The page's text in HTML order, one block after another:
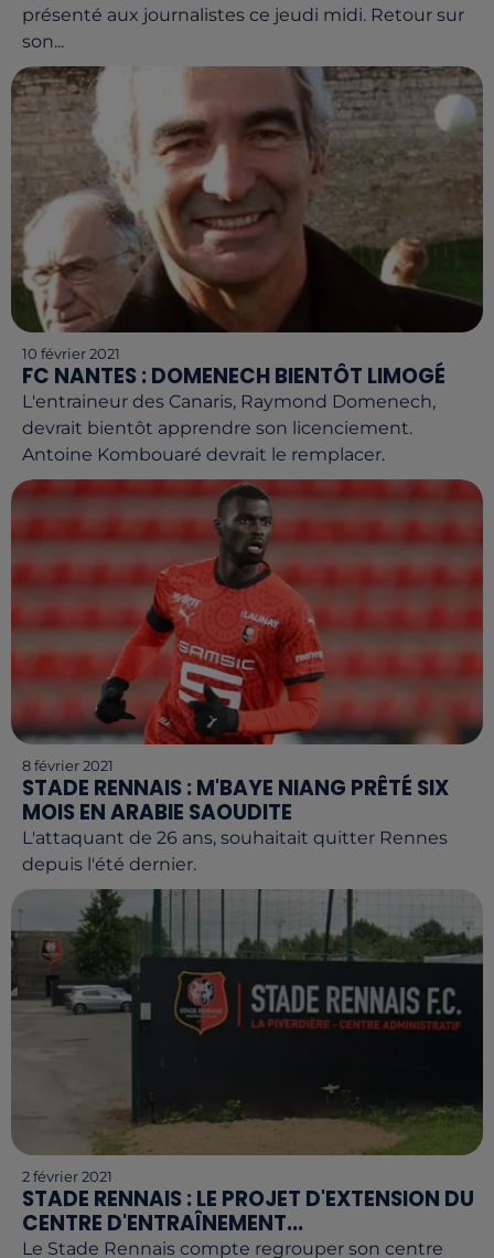
présenté aux journalistes ce jeudi midi. Retour sur
son...
10 février 2021
FC NANTES : DOMENECH BIENTÔT LIMOGÉ
L'entraineur des Canaris, Raymond Domenech,
devrait bientôt apprendre son licenciement.
Antoine Kombouaré devrait le remplacer.
8 février 2021
STADE RENNAIS : M'BAYE NIANG PRÊTÉ SIX
MOIS EN ARABIE SAOUDITE
L'attaquant de 26 ans, souhaitait quitter Rennes
depuis l'été dernier.
2 février 2021
STADE RENNAIS : LE PROJET D'EXTENSION DU
CENTRE D'ENTRAÎNEMENT...
Le Stade Rennais compte regrouper son centre